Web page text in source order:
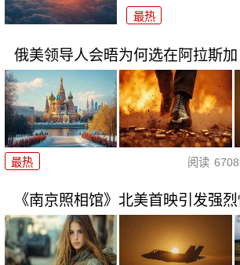
最热
俄美领导人会晤为何选在阿拉斯加
最热 阅读
《南京照相馆》北美首映引发强